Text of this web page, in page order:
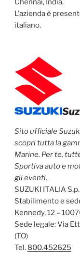
Chennai, India.
L’azienda è
italiano.
Sito ufficiale
scopri tutta la
Marine. Per te,
Sportiva auto e
gli eventi.
SUZUKI ITALIA
Stabilimento e
Kennedy, 12 –
Sede legale: Via
(TO)
Tel. 800.452625